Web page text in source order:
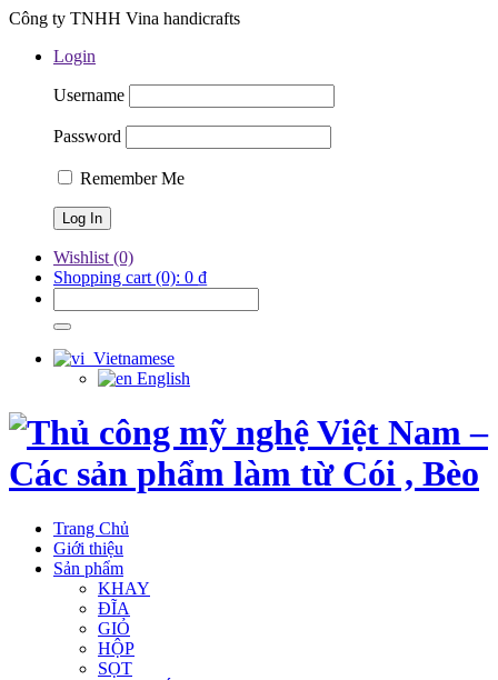
Công ty TNHH Vina handicrafts
Login
Username
Password
Remember Me
Wishlist (0)
Shopping cart (0): 0 ₫
Vietnamese
English
Trang Chủ
Giới thiệu
Sản phẩm
KHAY
ĐĨA
GIỎ
HỘP
SỌT